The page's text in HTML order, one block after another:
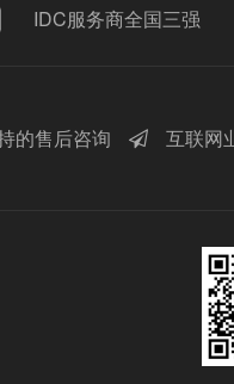
IDC服务商全国三强
的售后咨询 互联网